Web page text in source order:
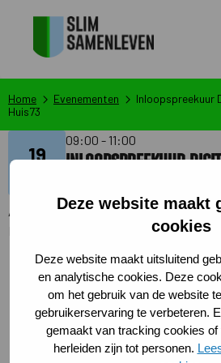
Deze website maakt
cookies
Deze website maakt uitsluitend
en analytische cookies. Deze
om het gebruik van de website
gebruikerservaring te verbeteren.
gemaakt van tracking cookies
herleiden zijn tot personen.
Home Evenementen
Inloopspreekuur
Huis73
19
09:00 - 11:00
Inloopspreekuur
Aangemaakt op: 11-08-2025
Laatste wijziging op: 11-08-2025 11:51:28
Op de inloopochtenden van het
kun je onder andere leren
taalmaatje oefenen op de
over het gebruik van mobiel en
Locatie: digiTAAL punt West,